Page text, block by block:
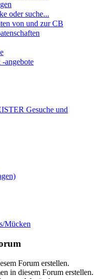
oder suche...
von und zur CB
Gesuche und
Mücken
Forum erstellen.
in diesem Forum erstellen.